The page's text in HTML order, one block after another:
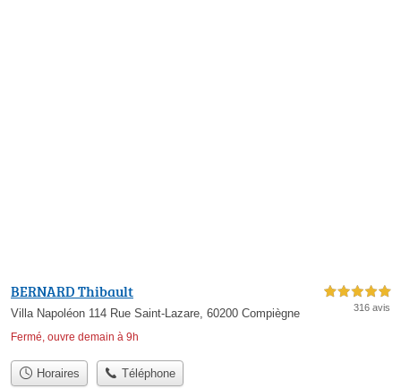
BERNARD Thibault
Villa Napoléon 114 Rue Saint-Lazare, 60200 Compiègne
Fermé, ouvre demain à 9h
5,0 étoiles sur 5
316 avis
Horaires Téléphone